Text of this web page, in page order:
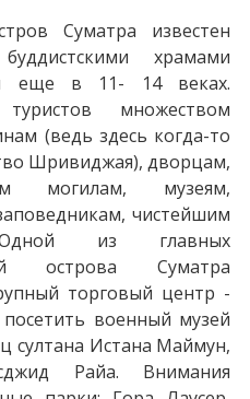
Суматра известен
храмами
еще в 11- 14 веках.
множеством
(ведь здесь когда-то
Шривиджая), дворцам,
могилам, музеям,
чистейшим
из главных
острова Суматра
торговый центр -
военный музей
султана Истана Маймун,
Райа. Внимания